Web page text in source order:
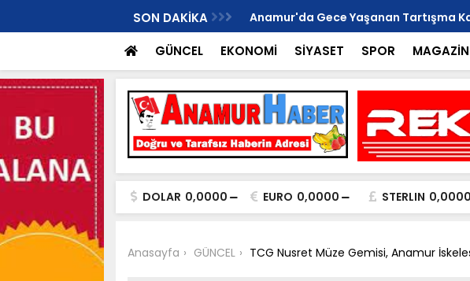
SON DAKİKA
KURUCU İLÇE BAŞKANI OLDU.. Anamur'da Gece Yaşanan Tartışma
GÜNCEL EKONOMİ SİYASET SPOR MAGAZİN
DOLAR 0,0000 EURO 0,0000 STERLIN 0,0000
Anasayfa GÜNCEL TCG Nusret Müze Gemisi, Anamur